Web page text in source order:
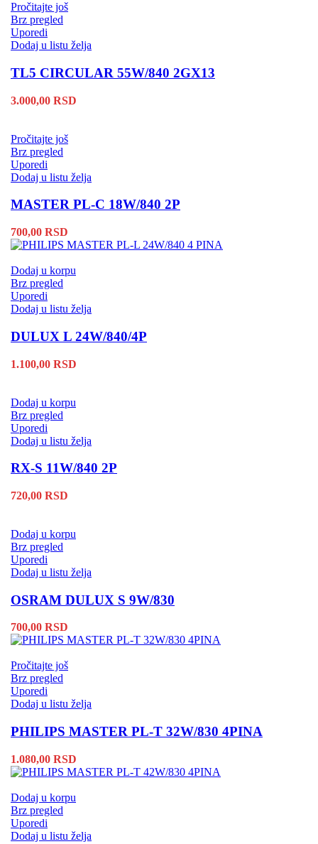
Pročitajte još
Brz pregled
Uporedi
Dodaj u listu želja
TL5 CIRCULAR 55W/840 2GX13
3.000,00 RSD
Pročitajte još
Brz pregled
Uporedi
Dodaj u listu želja
MASTER PL-C 18W/840 2P
700,00 RSD
Dodaj u korpu
Brz pregled
Uporedi
Dodaj u listu želja
DULUX L 24W/840/4P
1.100,00 RSD
Dodaj u korpu
Brz pregled
Uporedi
Dodaj u listu želja
RX-S 11W/840 2P
720,00 RSD
Dodaj u korpu
Brz pregled
Uporedi
Dodaj u listu želja
OSRAM DULUX S 9W/830
700,00 RSD
Pročitajte još
Brz pregled
Uporedi
Dodaj u listu želja
PHILIPS MASTER PL-T 32W/830 4PINA
1.080,00 RSD
Dodaj u korpu
Brz pregled
Uporedi
Dodaj u listu želja